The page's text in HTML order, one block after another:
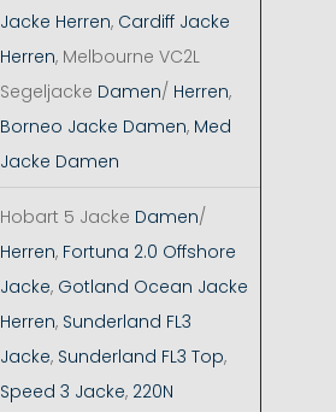
Jacke Herren, Cardiff Jacke
Herren, Melbourne VC2L
Segeljacke Damen/ Herren,
Borneo Jacke Damen, Med
Jacke Damen
Hobart 5 Jacke Damen/
Herren, Fortuna 2.0 Offshore
Jacke, Gotland Ocean Jacke
Herren, Sunderland FL3
Jacke, Sunderland FL3 Top,
Speed 3 Jacke, 220N